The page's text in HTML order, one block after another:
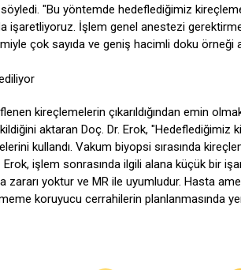
"Bu yöntemde hedeflediğimiz
işaretliyoruz. İşlem genel anestezi
çok sayıda ve geniş hacimli doku örneği
kireçlemelerin çıkarıldığından emin
aktaran Doç. Dr. Erok, "Hedeflediğimiz
kullandı. Vakum biyopsi sırasında
Erok, işlem sonrasında ilgili alana küçük bir
zararı yoktur ve MR ile uyumludur. Hasta
koruyucu cerrahilerin planlanmasında